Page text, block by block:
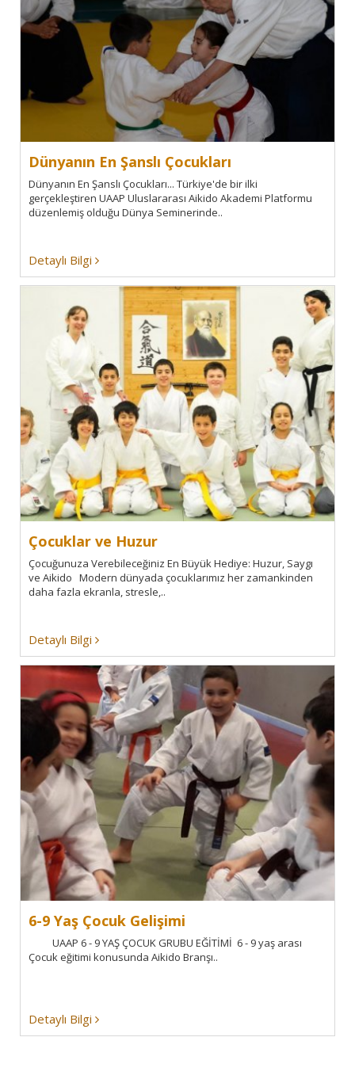
Dünyanın En Şanslı Çocukları
Dünyanın En Şanslı Çocukları... Türkiye'de bir ilki
gerçekleştiren UAAP Uluslararası Aikido Akademi Platformu
düzenlemiş olduğu Dünya Seminerinde..
Detaylı Bilgi
Çocuklar ve Huzur
Çocuğunuza Verebileceğiniz En Büyük Hediye: Huzur, Saygı
ve Aikido Modern dünyada çocuklarımız her zamankinden
daha fazla ekranla, stresle,..
Detaylı Bilgi
6-9 Yaş Çocuk Gelişimi
UAAP 6 - 9 YAŞ ÇOCUK GRUBU EĞİTİMİ 6 - 9 yaş arası
Çocuk eğitimi konusunda Aikido Branşı..
Detaylı Bilgi